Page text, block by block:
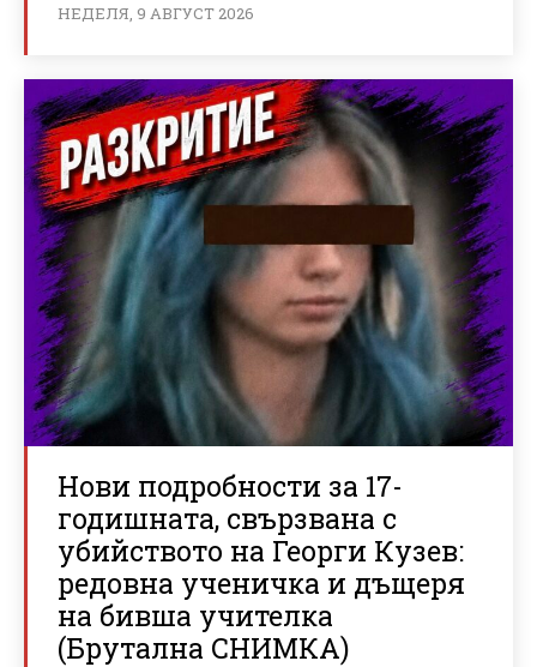
НЕДЕЛЯ, 9 АВГУСТ 2026
Нови подробности за 17-
годишната, свързвана с
убийството на Георги Кузев:
редовна ученичка и дъщеря
на бивша учителка
(Брутална СНИМКА)